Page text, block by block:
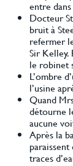
entre dans
Docteur
bruit à
refermer
Sir Kelley.
le robinet
L’ombre
l’usine
Quand
détourne
aucune
Après la
traces